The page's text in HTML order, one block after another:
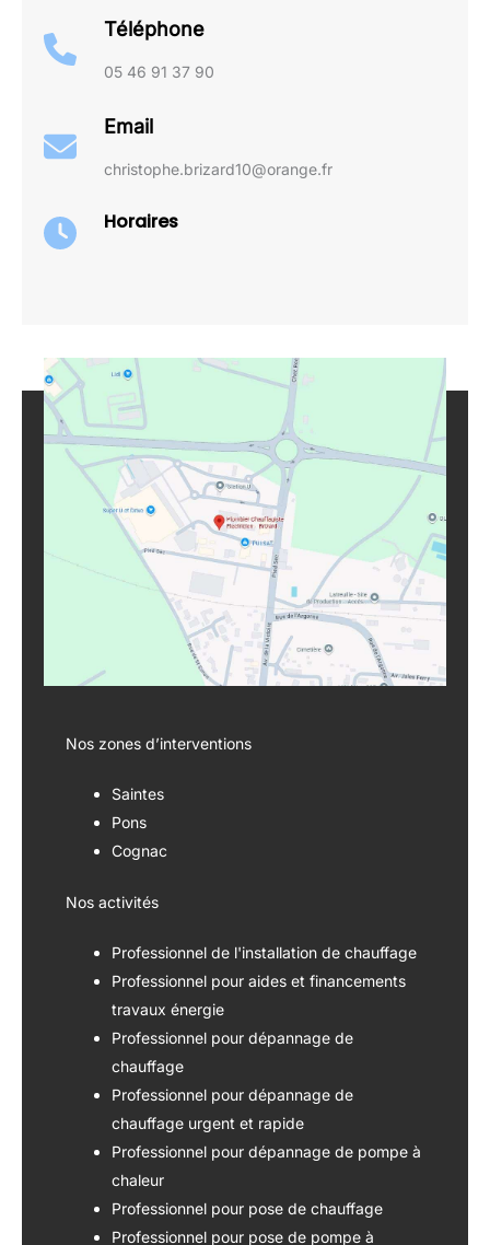
Téléphone
05 46 91 37 90
Email
christophe.brizard10@orange.fr
Horaires
Nos zones d’interventions
Saintes
Pons
Cognac
Nos activités
Professionnel de l'installation de chauffage
Professionnel pour aides et financements
travaux énergie
Professionnel pour dépannage de
chauffage
Professionnel pour dépannage de
chauffage urgent et rapide
Professionnel pour dépannage de pompe à
chaleur
Professionnel pour pose de chauffage
Professionnel pour pose de pompe à